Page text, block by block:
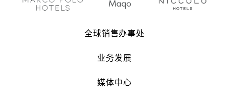
全球销售办事处
业务发展
媒体中心